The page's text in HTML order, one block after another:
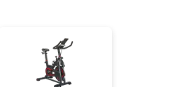
Заказать